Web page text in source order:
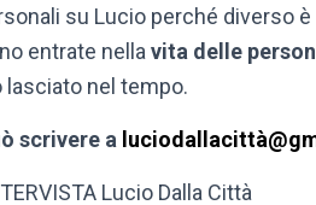
su Lucio perché diverso
entrate nella vita delle
lasciato nel tempo.
scrivere a
Lucio Dalla Città